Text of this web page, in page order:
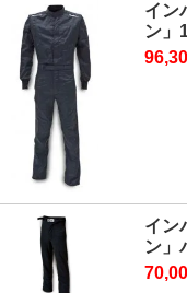
イン
ン」
イン
ン」